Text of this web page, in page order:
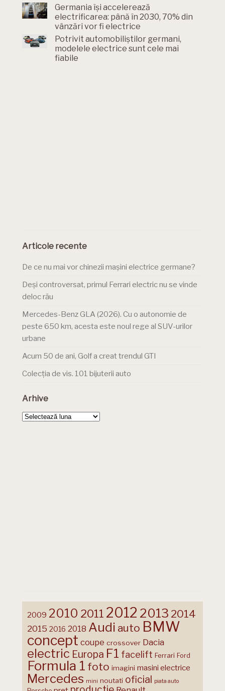
Germania își accelerează
electrificarea: până în 2030, 70% din
vânzări vor fi electrice
Potrivit automobiliștilor germani,
modelele electrice sunt cele mai
fiabile
Articole recente
De ce nu mai vor chinezii mașini electrice germane?
Deși controversat, primul Ferrari electric nu se vinde
deloc rău
Mercedes-Benz GLA (2026). Cu o autonomie de
peste 650 km, acesta este noul rege al SUV-urilor
urbane
Acum 50 de ani, Golf a creat trendul GTI
Colecția de vis. 101 bijuterii auto
Arhive
Arhive
2009 2010 2011 2012 2013 2014
2015 2016 2018 Audi auto BMW
concept coupe crossover Dacia
electric Europa F1 facelift Ferrari Ford
Formula 1 foto imagini masini electrice
Mercedes mini noutati oficial piata auto